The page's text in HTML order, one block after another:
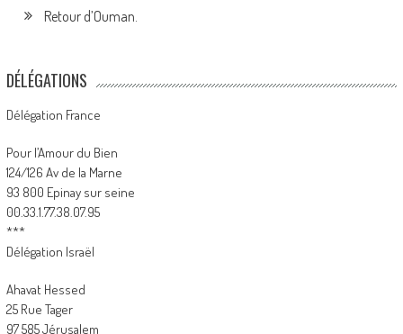
Retour d’Ouman.
DÉLÉGATIONS
Délégation France
Pour l’Amour du Bien
124/126 Av de la Marne
93 800 Epinay sur seine
00.33.1.77.38.07.95
***
Délégation Israël
Ahavat Hessed
25 Rue Tager
97 585 Jérusalem